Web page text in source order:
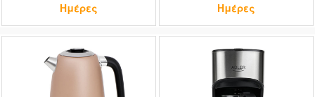
Ημέρες
Ημέρες